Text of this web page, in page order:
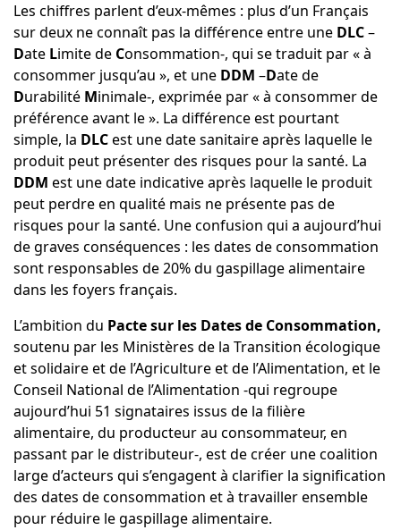
Les chiffres parlent d’eux-mêmes : plus d’un Français
sur deux ne connaît pas la différence entre une DLC–
Date Limite deConsommation-, qui se traduit par « à
consommer jusqu’au », et une DDM –Date de
Durabilité Minimale-, exprimée par « à consommer de
préférence avant le ». La différence est pourtant
simple, la DLCest une date sanitaire après laquelle le
produit peut présenter des risques pour la santé. La
DDM est une date indicative après laquelle le produit
peut perdre en qualité mais ne présente pas de
risques pour la santé. Une confusion qui a aujourd’hui
de graves conséquences : les dates de consommation
sont responsables de 20% du gaspillage alimentaire
dans les foyers français.
L’ambition du Pacte sur les Dates de Consommation,
soutenu par les Ministères de la Transition écologique
et solidaire et de l’Agriculture et de l’Alimentation, et le
Conseil National de l’Alimentation -qui regroupe
aujourd’hui 51 signataires issus de la filière
alimentaire, du producteur au consommateur, en
passant par le distributeur-, est de créer une coalition
large d’acteurs qui s’engagent à clarifier la signification
des dates de consommation et à travailler ensemble
pour réduire le gaspillage alimentaire.